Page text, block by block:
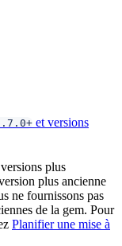
et versions
plus
plus ancienne
ne fournissons pas
de la gem. Pour
Planifier une mise à